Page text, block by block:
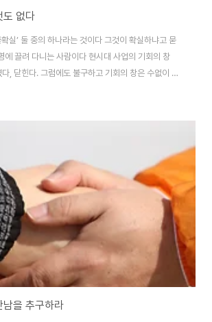
도 없다
확실’ 둘 중의 하나라는 것이다 그것이 확실하냐고 묻
에 끌려 다니는 사람이다 현시대 사업의 기회의 창
, 닫힌다. 그럼에도 불구하고 기회의 창은 수없이 열
한다. 창 밖으로 바뀌는 세상을 보고 뛰쳐 나가 누가
하지 않을 수는 없다. 기업은 불확실성과 영원한 투
외면할 생각도, 부정할 생각도 마라. 그것은 객관적
진 자신의 주관적 바램일 뿐이다. 아무리 성공한 기업
남을 추구하라